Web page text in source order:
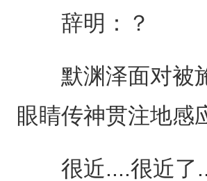
辞明：？
默渊泽面对被施
眼睛传神贯注地感
很近....很近了